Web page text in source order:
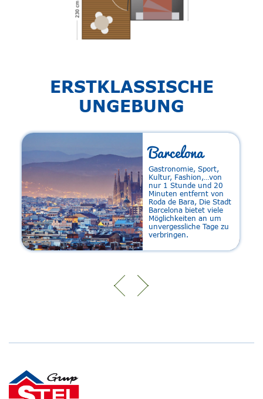
ERSTKLASSISCHE
UNGEBUNG
Barcelona
Gastronomie, Sport,
Kultur, Fashion,…von
nur 1 Stunde und 20
Minuten entfernt von
Roda de Bara, Die Stadt
Barcelona bietet viele
Möglichkeiten an um
unvergessliche Tage zu
verbringen.